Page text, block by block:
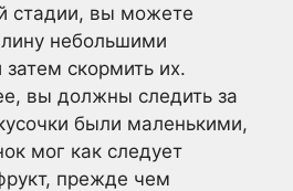
стадии, вы можете
небольшими
затем скормить их.
вы должны следить за
были маленькими,
мог как следует
прежде чем